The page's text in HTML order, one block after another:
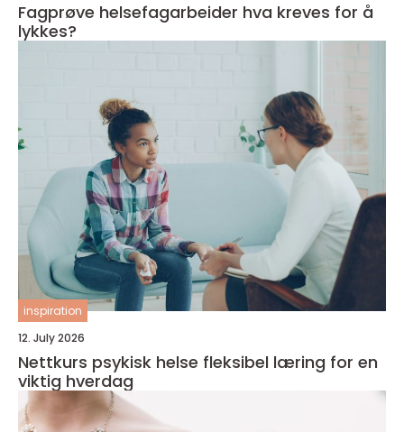
Fagprøve helsefagarbeider hva kreves for å
lykkes?
inspiration
12. July 2026
Nettkurs psykisk helse fleksibel læring for en
viktig hverdag